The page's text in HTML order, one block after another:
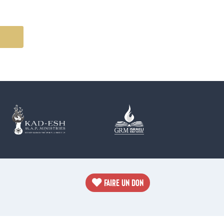
FAIRE UN DON